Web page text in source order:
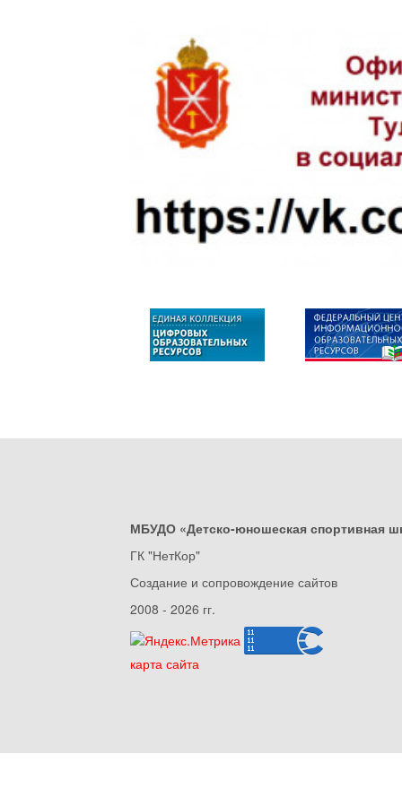
МБУДО «Детско-юношеская спортивная
ГК "НетКор"
Создание и сопровождение сайтов
2008 - 2026 гг.
карта сайта